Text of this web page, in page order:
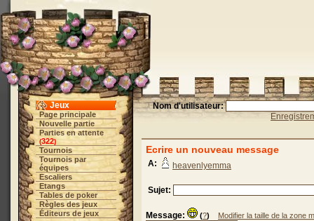
Jeux
Page principale
Nouvelle partie
Parties en attente
(322)
Tournois
Tournois par
équipes
Escaliers
Etangs
Tables de poker
Règles des jeux
Éditeurs de jeux
Nom d'utilisateur:
Ecrire un nouveau message
A: heavenlyemma
Sujet:
Message: (?) Modifier la taille de la zone